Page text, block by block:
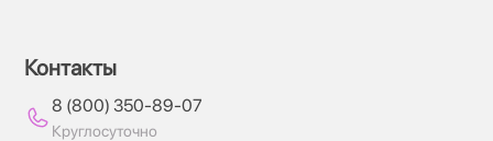
Контакты
8 (800) 350-89-07
Круглосуточно